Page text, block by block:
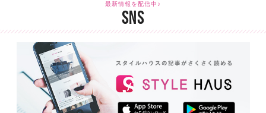
最新情報を配信中♪
SNS